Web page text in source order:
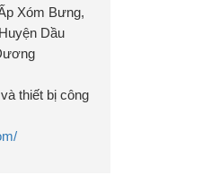
Xóm Bưng,
Dầu
thiết bị công